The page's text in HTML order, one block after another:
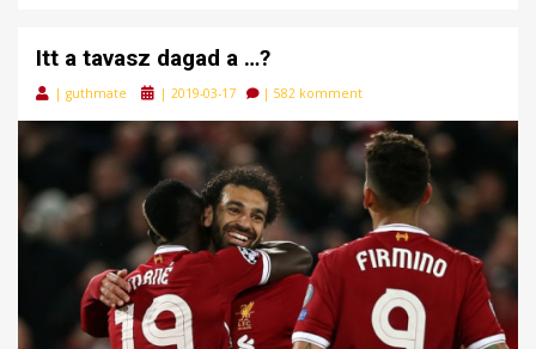
Itt a tavasz dagad a …?
| guthmate
Posted
| 2019-03-17 | 582 komment